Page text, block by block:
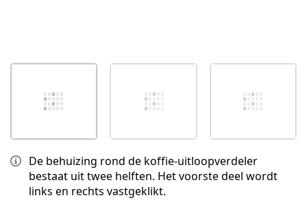
De behuizing rond de koffie-uitloopverdeler
bestaat uit twee helften. Het voorste deel wordt
links en rechts vastgeklikt.